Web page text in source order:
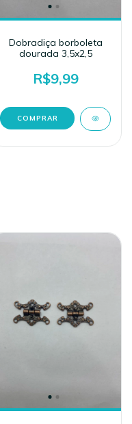
Dobradiça borboleta
dourada 3,5x2,5
R$9,99